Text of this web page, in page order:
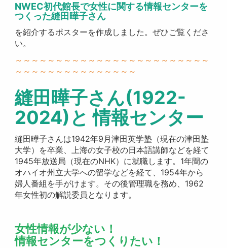
NWEC初代館長で女性に関する情報センターを
つくった縫田曄子さん
を紹介するポスターを作成しました。ぜひご覧くださ
い。
～～～～～～～～～～～～～～～～～～～～～～～～
～～～～～～～～～～～～～～～
縫田曄子さん(1922-
2024) と 情報センター
縫田曄子さんは1942年9月津田英学塾（現在の津田塾
大学）を卒業、上海の女子校の日本語講師などを経て
1945年放送局（現在のNHK）に就職します。1年間の
オハイオ州立大学への留学などを経て、1954年から
婦人番組を手がけます。その後管理職を務め、1962
年女性初の解説委員となります。
女性情報が少ない！
情報センターをつくりたい！